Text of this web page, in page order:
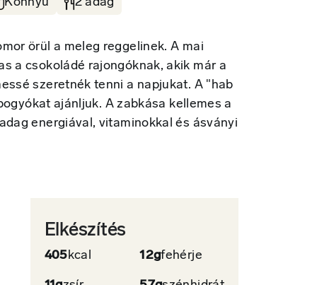
Könnyű 2 adag
örül a meleg reggelinek. A mai
a csokoládé rajongóknak, akik már a
szeretnék tenni a napjukat. A "hab
ajánljuk. A zabkása kellemes a
energiával, vitaminokkal és ásványi
Elkészítés
405kcal 12gfehérje